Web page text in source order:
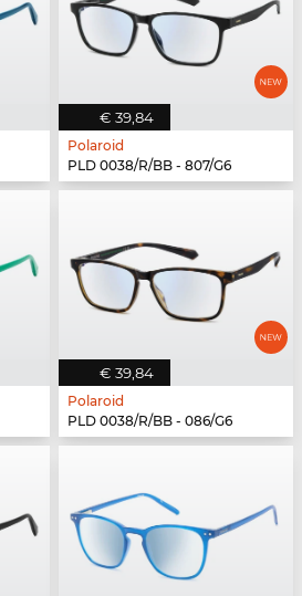
€ 39,84
Polaroid
PLD 0038/R/BB - 807/G6
€ 39,84
Polaroid
PLD 0038/R/BB - 086/G6